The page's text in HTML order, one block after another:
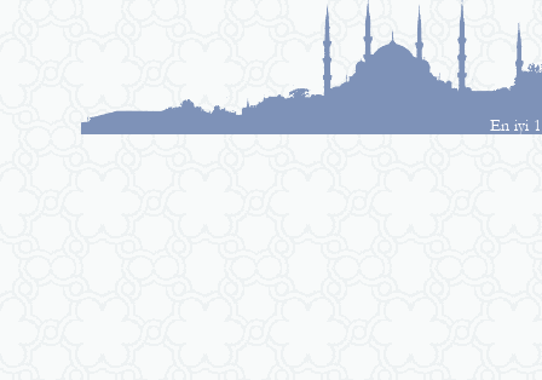
En iyi